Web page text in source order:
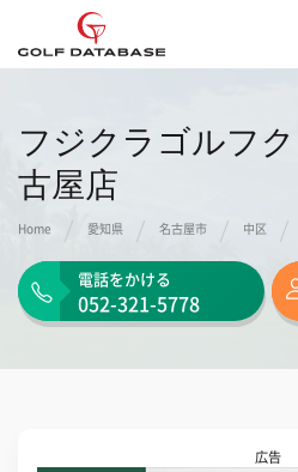
本ページはアフィリエイトプログラムによる
フジクラゴルフ
古屋店
Home 愛知県 名古屋市 中区
電話をかける
052-321-5778
広告